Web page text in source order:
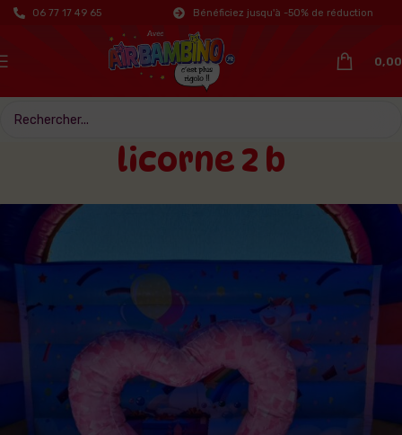
06 77 17 49 65 Bénéficiez jusqu'à -50% de réduction
0,00
licorne 2 b